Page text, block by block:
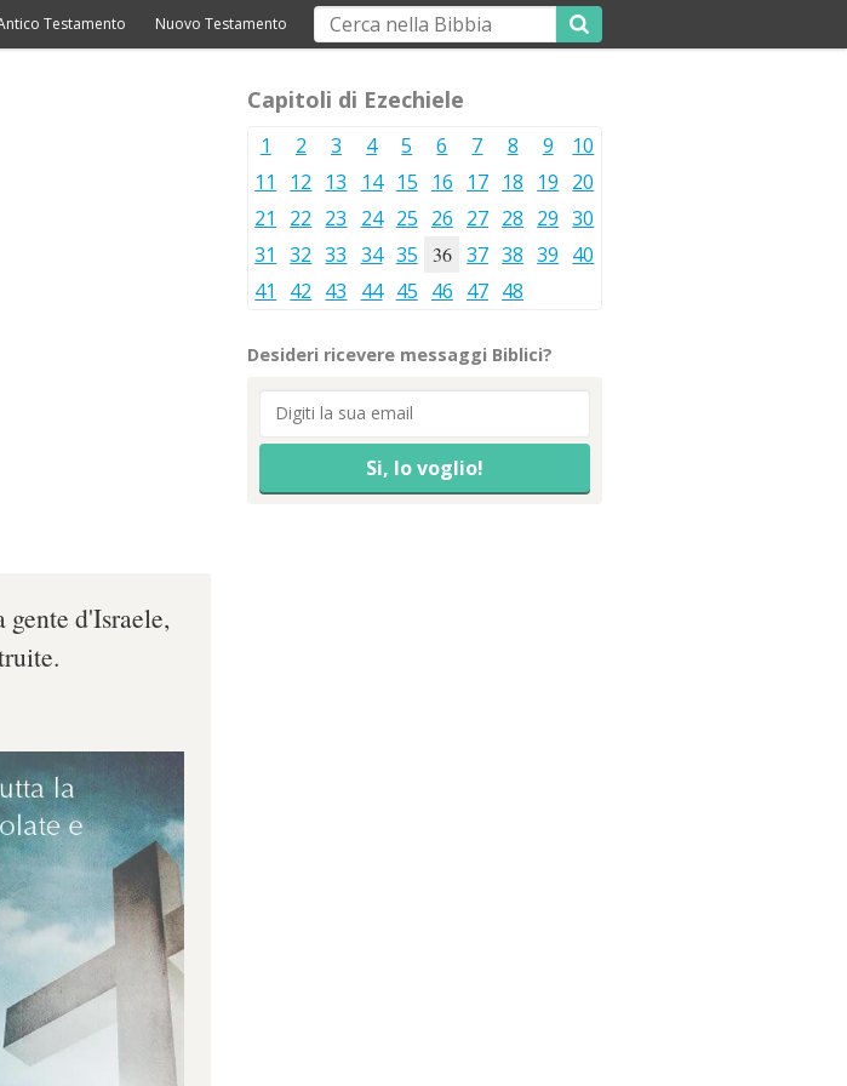
Testamento Nuovo Testamento
d'Israele,
Capitoli di Ezechiele
1 2 3 4 5 6 7 8 9
10
11
12 13 14 15 16 17 18 19 20
21
22 23 24 25 26 27 28 29 30
31
32 33 34 35 36 37 38 39 40
41
42 43 44 45 46 47 48
Desideri ricevere messaggi Biblici?